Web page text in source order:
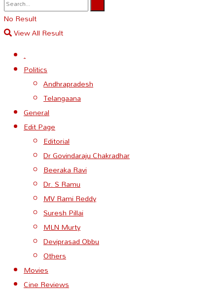
No Result
View All Result
.
Politics
Andhrapradesh
Telangaana
General
Edit Page
Editorial
Dr Govindaraju Chakradhar
Beeraka Ravi
Dr. S Ramu
MV Rami Reddy
Suresh Pillai
MLN Murty
Deviprasad Obbu
Others
Movies
Cine Reviews